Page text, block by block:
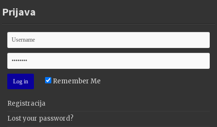
Prijava
Remember Me
Registracija
Lost your password?